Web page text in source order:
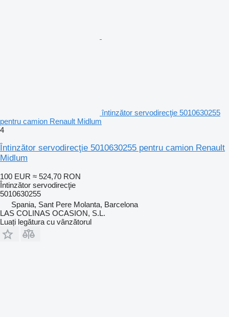
întinzător servodirecţie 5010630255
pentru camion Renault Midlum
4
Întinzător servodirecţie 5010630255 pentru camion Renault
Midlum
100 EUR ≈ 524,70 RON
Întinzător servodirecţie
5010630255
Spania, Sant Pere Molanta, Barcelona
LAS COLINAS OCASION, S.L.
Luați legătura cu vânzătorul